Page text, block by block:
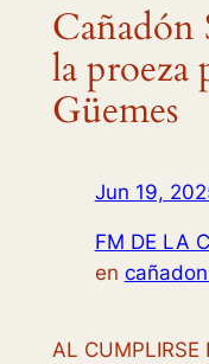
Cañadón
la proeza
Güemes
Jun 19,
FM DE LA
en
AL CUMPLIRSE